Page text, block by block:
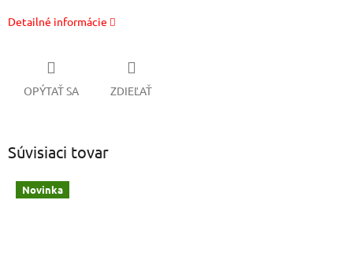
Detailné informácie
OPÝTAŤ SA ZDIEĽAŤ
Súvisiaci tovar
Novinka